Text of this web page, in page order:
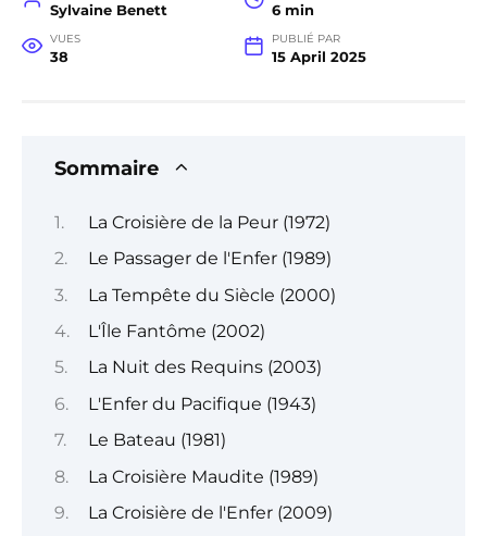
Sylvaine Benett 6 min
VUES
38
PUBLIÉ PAR
15 April 2025
Sommaire
La Croisière de la Peur (1972)
Le Passager de l'Enfer (1989)
La Tempête du Siècle (2000)
L'Île Fantôme (2002)
La Nuit des Requins (2003)
L'Enfer du Pacifique (1943)
Le Bateau (1981)
La Croisière Maudite (1989)
La Croisière de l'Enfer (2009)